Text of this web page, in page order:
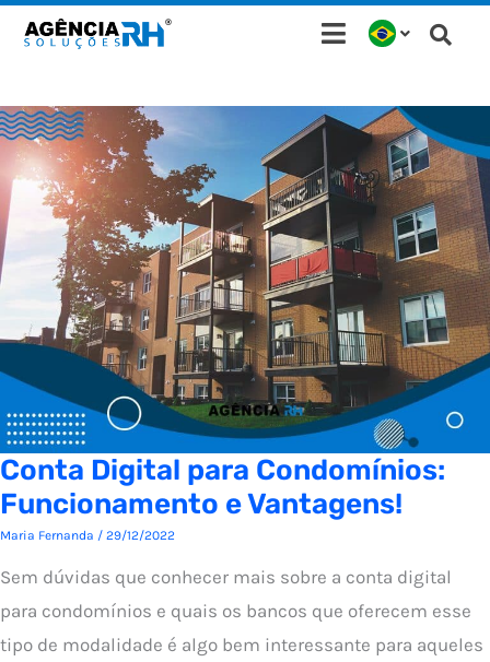
para
conteúdo
Conta Digital para Condomínios:
Funcionamento e Vantagens!
Maria Fernanda / 29/12/2022
Sem dúvidas que conhecer mais sobre a conta digital
para condomínios e quais os bancos que oferecem esse
tipo de modalidade é algo bem interessante para aqueles